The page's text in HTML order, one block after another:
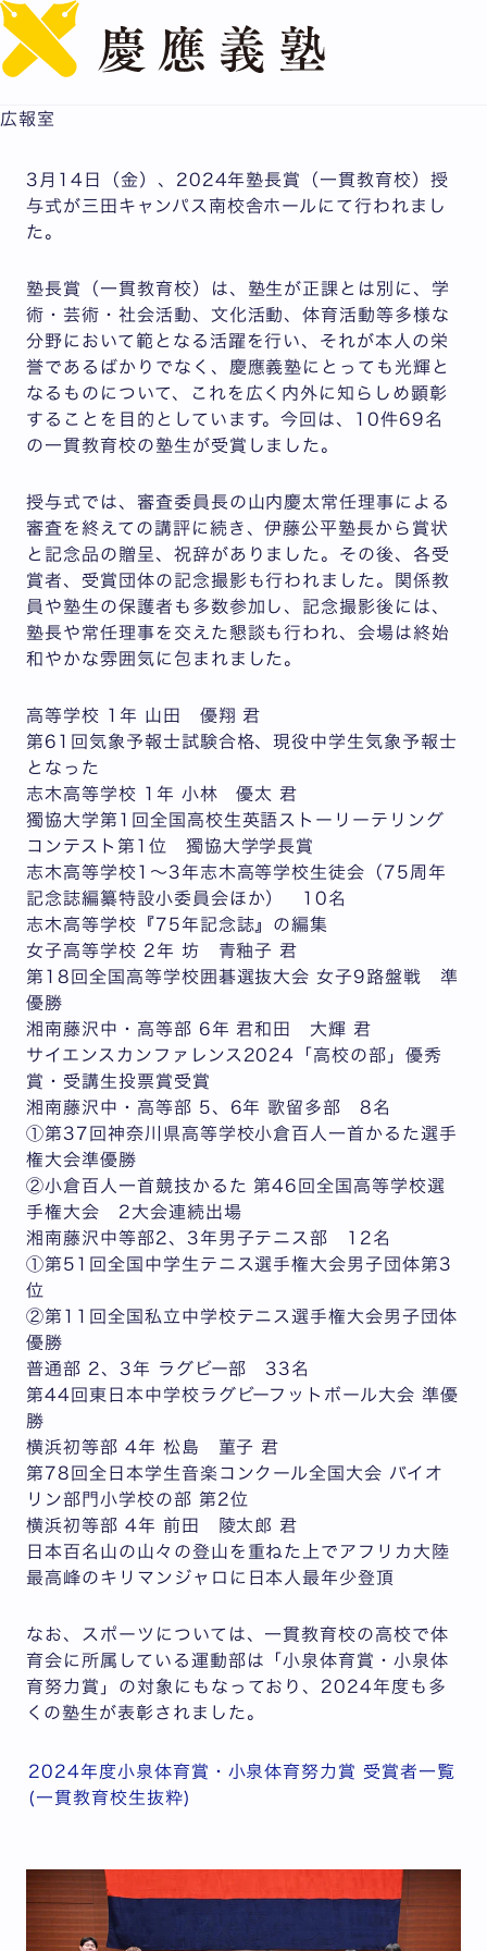
2024年塾長賞（一貫教育校）授与式
広報室
3月14日（金）、2024年塾長賞（一貫教育校）授
与式が三田キャンパス南校舎ホールにて行われまし
た。
塾長賞（一貫教育校）は、塾生が正課とは別に、学
術・芸術・社会活動、文化活動、体育活動等多様な
分野において範となる活躍を行い、それが本人の栄
誉であるばかりでなく、慶應義塾にとっても光輝と
なるものについて、これを広く内外に知らしめ顕彰
することを目的としています。今回は、10件69名
の一貫教育校の塾生が受賞しました。
授与式では、審査委員長の山内慶太常任理事による
審査を終えての講評に続き、伊藤公平塾長から賞状
と記念品の贈呈、祝辞がありました。その後、各受
賞者、受賞団体の記念撮影も行われました。関係教
員や塾生の保護者も多数参加し、記念撮影後には、
塾長や常任理事を交えた懇談も行われ、会場は終始
和やかな雰囲気に包まれました。
高等学校 1年 山田 優翔 君
第61回気象予報士試験合格、現役中学生気象予報士
となった
志木高等学校 1年 小林 優太 君
獨協大学第1回全国高校生英語ストーリーテリング
コンテスト第1位 獨協大学学長賞
志木高等学校1～3年志木高等学校生徒会（75周年
記念誌編纂特設小委員会ほか） 10名
志木高等学校『75年記念誌』の編集
女子高等学校 2年 坊 青釉子 君
第18回全国高等学校囲碁選抜大会 女子9路盤戦 準
優勝
湘南藤沢中・高等部 6年 君和田 大輝 君
サイエンスカンファレンス2024「高校の部」優秀
賞・受講生投票賞受賞
湘南藤沢中・高等部 5、6年 歌留多部 8名
①第37回神奈川県高等学校小倉百人一首かるた選手
権大会準優勝
②小倉百人一首競技かるた 第46回全国高等学校選
手権大会 2大会連続出場
湘南藤沢中等部2、3年男子テニス部 12名
①第51回全国中学生テニス選手権大会男子団体第3
位
②第11回全国私立中学校テニス選手権大会男子団体
優勝
普通部 2、3年 ラグビー部 33名
第44回東日本中学校ラグビーフットボール大会 準優
勝
横浜初等部 4年 松島 菫子 君
第78回全日本学生音楽コンクール全国大会 バイオ
リン部門小学校の部 第2位
横浜初等部 4年 前田 陵太郎 君
日本百名山の山々の登山を重ねた上でアフリカ大陸
最高峰のキリマンジャロに日本人最年少登頂
なお、スポーツについては、一貫教育校の高校で体
育会に所属している運動部は「小泉体育賞・小泉体
育努力賞」の対象にもなっており、2024年度も多
くの塾生が表彰されました。
2024年度小泉体育賞・小泉体育努力賞 受賞者一覧
(一貫教育校生抜粋)